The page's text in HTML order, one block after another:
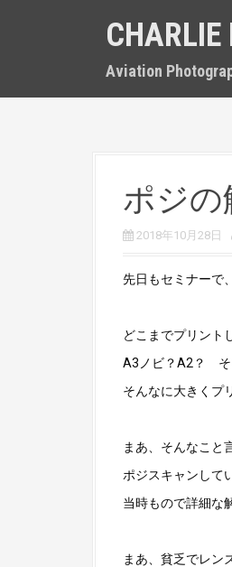
CHARLIE
Aviation
ポジの
2018年10月28日
先日もセミナーで
どこまでプリント
A3ノビ？A2？ そ
そんなに大きくプ
まあ、そんなこと
ポジスキャンして
当時もので詳細な
まあ、貧乏でレン